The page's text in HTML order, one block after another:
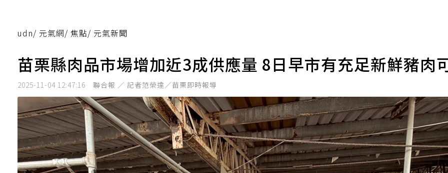
udn/ 元氣網/ 焦點/ 元氣新聞
苗栗縣肉品市場增加近3成供應量 8日早市有充足新鮮豬肉
2025-11-04 12:47:16 聯合報 ／ 記者范榮達／苗栗即時報導